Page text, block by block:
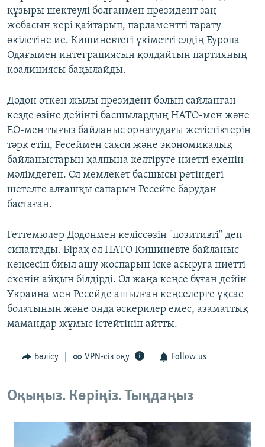
құзыры шектеулі болғанмен президент заң
жобасын кері қайтарып, парламентті тарату
өкілетіне ие. Кишиневтегі үкіметті елдің Еуропа
Одағымен интеграциясын қолдайтын партияның
коалициясы бақылайды.
Додон өткен жылы президент болып сайланған
кезде өзіне дейінгі басшылардың НАТО-мен және
ЕО-мен тығыз байланыс орнатудағы жетістіктерін
тәрк етіп, Ресеймен саяси және экономикалық
байланыстарын қалпына келтіруге ниетті екенін
мәлімдеген. Ол мемлекет басшысы ретіндегі
шетелге алғашқы сапарын Ресейге барудан
бастаған.
Геттемюлер Додонмен келіссөзін "позитивті" деп
сипаттады. Бірақ ол НАТО Кишиневте байланыс
кеңсесін биыл ашу жоспарын іске асыруға ниетті
екенін айқын білдірді. Ол жаңа кеңсе бұған дейін
Украина мен Ресейде ашылған кеңселерге ұқсас
болатынын және онда әскерилер емес, азаматтық
мамандар жұмыс істейтінін айтты.
Бөлісу VPN-сіз оқу Follow us
Оқыңыз. Көріңіз. Тыңдаңыз